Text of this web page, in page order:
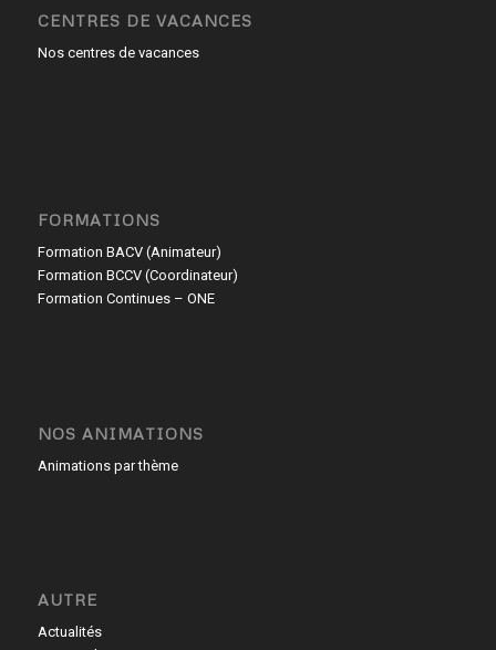
CENTRES DE VACANCES
Nos centres de vacances
FORMATIONS
Formation BACV (Animateur)
Formation BCCV (Coordinateur)
Formation Continues – ONE
NOS ANIMATIONS
Animations par thème
AUTRE
Actualités